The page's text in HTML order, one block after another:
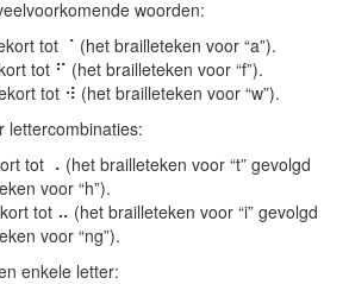
woorden:
tot ⠈ (het brailleteken voor “a”).
tot ⠋ (het brailleteken voor “f”).
tot ⠺ (het brailleteken voor “w”).
lettercombinaties:
tot ⠠ (het brailleteken voor “t” gevolgd
voor “h”).
tot ⠤ (het brailleteken voor “i” gevolgd
voor “ng”).
enkele letter: